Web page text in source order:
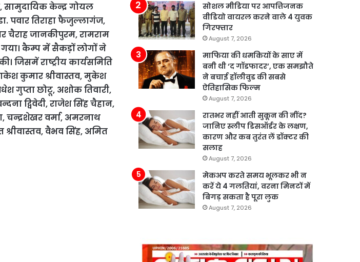
सामुदायिक केन्द्र गोयल
पवार तिराहा फैजुल्लागंज,
चैराह जानकीपुरम, रामराम
कैम्प में सैकड़ों लोगों ने
जिसमें राष्ट्रीय कार्यसमिति
कुमार श्रीवास्तव, मुकेश
गुप्ता छोटू, अशोक तिवारी,
द्विवेदी, राजेश सिंह चैहान,
चन्द्रशेखर वर्मा, अमरनाथ
श्रीवास्तव, वैभव सिंह, अमित
सोशल मीडिया पर आपत्तिजनक
वीडियो वायरल करने वाले 4 युवक
गिरफ्तार
August 7, 2026
माफिया की धमकियों के साए में
बनी थी ‘द गॉडफादर’, एक समझौते
ने बचाई हॉलीवुड की सबसे
ऐतिहासिक फिल्म
August 7, 2026
रातभर नहीं आती सुकून की नींद?
जानिए स्लीप डिसऑर्डर के लक्षण,
कारण और कब तुरंत लें डॉक्टर की
सलाह
August 7, 2026
मेकअप करते समय भूलकर भी न
करें ये 4 गलतियां, वरना मिनटों में
बिगड़ सकता है पूरा लुक
August 7, 2026